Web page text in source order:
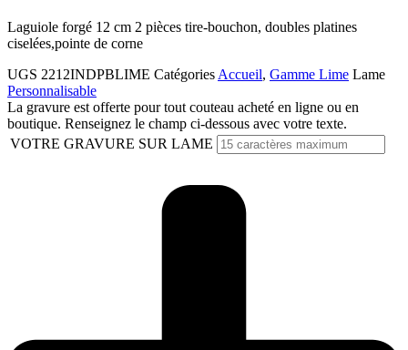
Laguiole forgé 12 cm 2 pièces tire-bouchon, doubles platines
ciselées,pointe de corne
UGS 2212INDPBLIME Catégories Accueil, Gamme Lime Lame
Personnalisable
La gravure est offerte pour tout couteau acheté en ligne ou en
boutique. Renseignez le champ ci-dessous avec votre texte.
VOTRE GRAVURE SUR LAME